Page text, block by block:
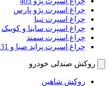
چراغ اسپرت پژو پارس
چراغ اسپرت تیبا
چراغ اسپرت ساینا و کوییک
چراغ اسپرت سمند
چراغ اسپرت پراید صبا و 131
روکش صندلی خودرو
روکش شاهین